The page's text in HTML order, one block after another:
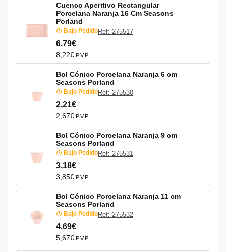
Cuenco Aperitivo Rectangular
Porcelana Naranja 16 Cm Seasons
Porland
Bajo PedidoRef: 275517
6,79€
8,22€ P.V.P.
Bol Cónico Porcelana Naranja 6 cm
Seasons Porland
Bajo PedidoRef: 275530
2,21€
2,67€ P.V.P.
Bol Cónico Porcelana Naranja 9 cm
Seasons Porland
Bajo PedidoRef: 275531
3,18€
3,85€ P.V.P.
Bol Cónico Porcelana Naranja 11 cm
Seasons Porland
Bajo PedidoRef: 275532
4,69€
5,67€ P.V.P.